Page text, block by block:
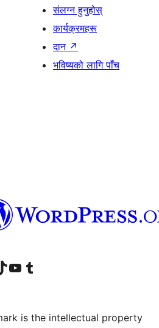
संलग्न हुनुहोस्
कार्यक्रमहरू
दान ↗
भविष्यको लागि पाँच
जानुहोस्
खाता भ्रमण गर्नुहोस्
हाम्रो युट्युब च्यानलमा जानुहोस्
हाम्रो टम्बलर खाता भ्रमण गर्नुहोस्
is the intellectual property